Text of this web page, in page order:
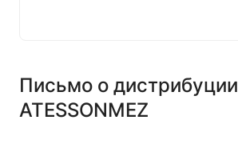
Письмо о дистрибуции
ATESSONMEZ